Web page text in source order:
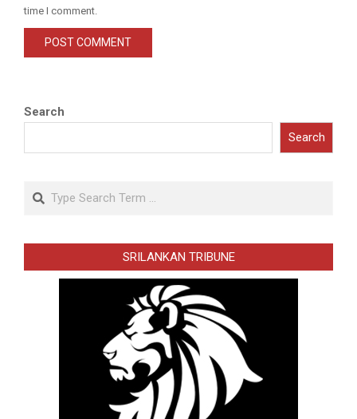
time I comment.
Search
Search
Search
SRILANKAN TRIBUNE